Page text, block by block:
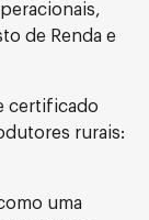
de Renda e
certificado
rurais:
uma